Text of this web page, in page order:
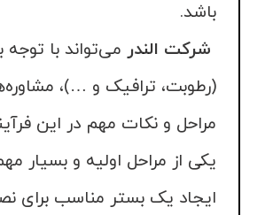
باشد.
شرکت الندر می‌تواند با
(رطوبت، ترافیک و …)،
مراحل و نکات مهم در این
یکی از مراحل اولیه و بسیار
ایجاد یک بستر مناسب برای